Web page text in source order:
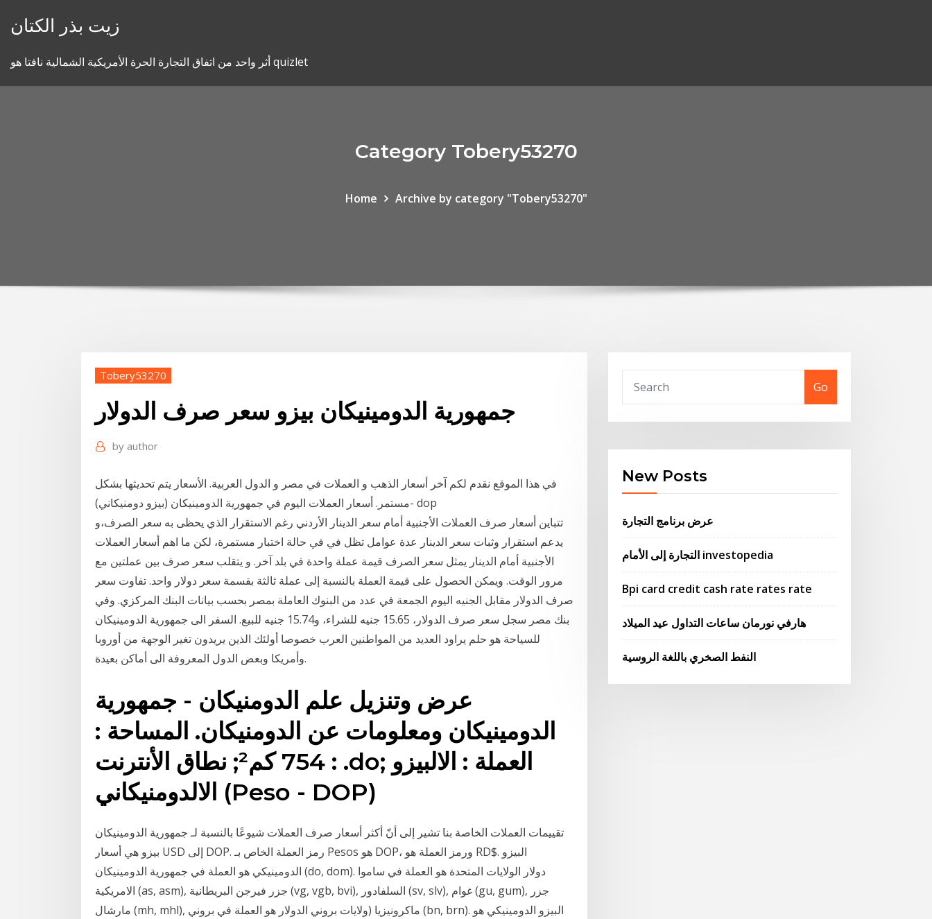
زيت بذر الكتان
أثر واحد من اتفاق التجارة الحرة الأمريكية الشمالية نافتا هو quizlet
Category Tobery53270
Home Archive by category "Tobery53270"
Tobery53270
جمهورية الدومينيكان بيزو سعر صرف الدولار
by author
في هذا الموقع نقدم لكم آخر أسعار الذهب و العملات في مصر و الدول العربية. الأسعار يتم تحديثها بشكل
مستمر. أسعار العملات اليوم في جمهورية الدومينيكان (بيزو دومنيكاني)- dop
تتباين أسعار صرف العملات الأجنبية أمام سعر الدينار الأردني رغم الاستقرار الذي يحظى به سعر الصرف،و
يدعم استقرار وثبات سعر الدينار عدة عوامل تظل في في حالة اختبار مستمرة، لكن ما اهم أسعار العملات
الأجنبية أمام الدينار يمثل سعر الصرف قيمة عملة واحدة في بلد آخر. و يتقلب سعر صرف بين عملتين مع
مرور الوقت. ويمكن الحصول على قيمة العملة بالنسبة إلى عملة ثالثة بقسمة سعر دولار واحد. تفاوت سعر
صرف الدولار مقابل الجنيه اليوم الجمعة في عدد من البنوك العاملة بمصر بحسب بيانات البنك المركزي. وفي
بنك مصر سجل سعر صرف الدولار، 15.65 جنيه للشراء، و15.74 جنيه للبيع. السفر الى جمهورية الدومينيكان
للسياحة هو حلم يراود العديد من المواطنين العرب خصوصا أولئك الذين يريدون تغير الوجهة من أوروبا
وأمريكا وبعض الدول المعروفة الى أماكن بعيدة.
عرض وتنزيل علم الدومنيكان - جمهورية
الدومينيكان ومعلومات عن الدومنيكان. المساحة :
754 كم²; نطاق الأنترنت : .do; العملة : الالبيزو
الالدومنيكاني (Peso - DOP)
تقييمات العملات الخاصة بنا تشير إلى أنّ أكثر أسعار صرف العملات شيوعًا بالنسبة لـ جمهورية الدومينيكان
بيزو هي أسعار USD إلى DOP. رمز العملة الخاص بـ Pesos هو DOP، ورمز العملة هو RD$. البيزو
الدومينيكي هو العملة في جمهورية الدومينيكان (do, dom). دولار الولايات المتحدة هو العملة في ساموا
الامريكية (as, asm), جزر فيرجن البريطانية (vg, vgb, bvi), السلفادور (sv, slv), غوام (gu, gum), جزر
مارشال (mh, mhl), ماكرونيزيا (ولايات بروني الدولار هو العملة في بروني (bn, brn). البيزو الدومينيكي هو
Go
New Posts
عرض برنامج التجارة
التجارة إلى الأمام investopedia
Bpi card credit cash rate rates rate
هارفي نورمان ساعات التداول عيد الميلاد
النفط الصخري باللغة الروسية